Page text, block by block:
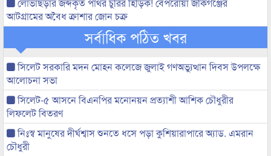
আটগ্রামের অবৈধ ক্রাশার জোন চক্র
সর্বাধিক পঠিত খবর
সিলেট সরকারি মদন মোহন কলেজে জুলাই গণঅভ্যুত্থান দিবস উপলক্ষে
আলোচনা সভা
সিলেট-৫ আসনে বিএনপির মনোনয়ন প্রত্যাশী আশিক চৌধুরীর
লিফলেট বিতরণ
নিঃস্ব মানুষের দীর্ঘশ্বাস শুনতে ধসে পড়া কুশিয়ারাপারে অ্যাড. এমরান
চৌধুরী